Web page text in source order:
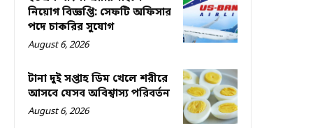
নিয়োগ বিজ্ঞপ্তি: সেফটি অফিসার
পদে চাকরির সুযোগ
August 6, 2026
টানা দুই সপ্তাহ ডিম খেলে শরীরে
আসবে যেসব অবিশ্বাস্য পরিবর্তন
August 6, 2026